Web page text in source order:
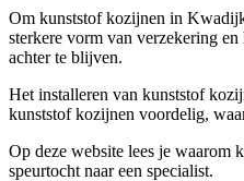
Om kunststof kozijnen in Kwadijk
sterkere vorm van verzekering
achter te blijven.
Het installeren van kunststof
kunststof kozijnen voordelig,
Op deze website lees je waarom
speurtocht naar een specialist.